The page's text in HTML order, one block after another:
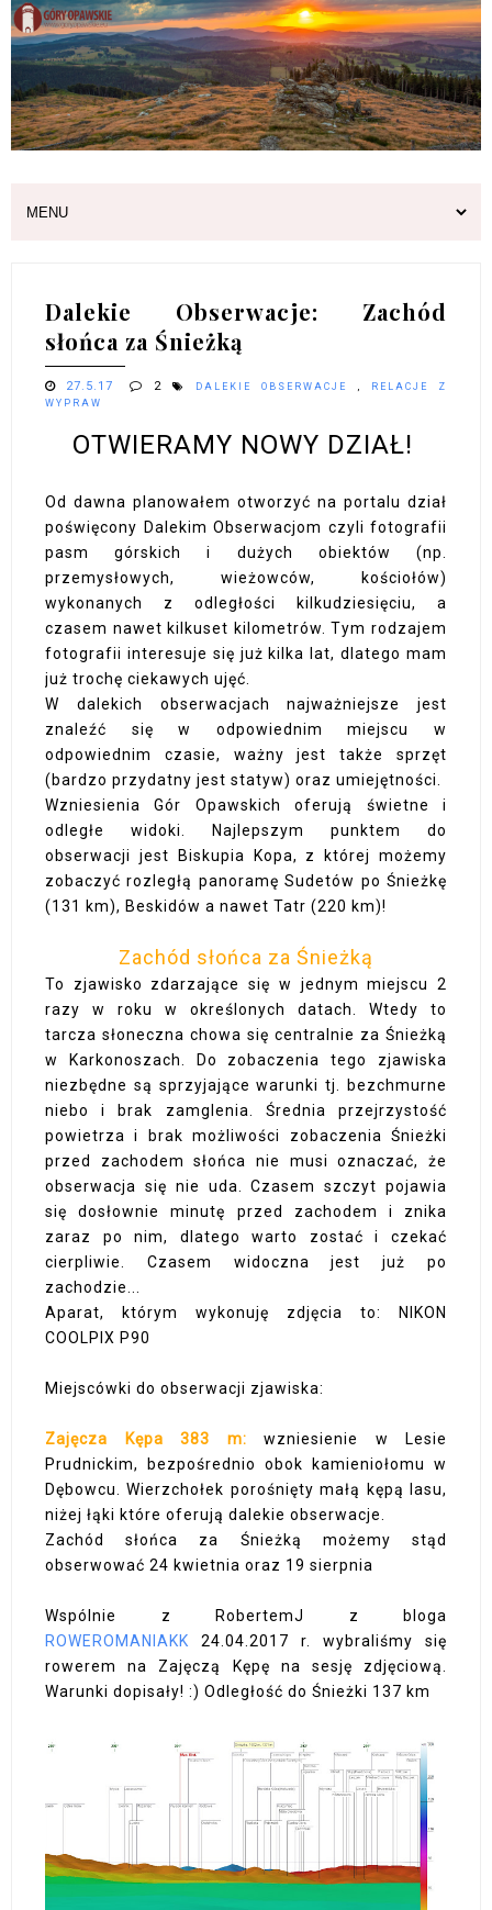
Dalekie Obserwacje: Zachód
słońca za Śnieżką
27.5.17 2 DALEKIE OBSERWACJE
RELACJE Z
WYPRAW
OTWIERAMY NOWY DZIAŁ!
Od dawna planowałem otworzyć na portalu dział
poświęcony Dalekim Obserwacjom czyli fotografii
pasm górskich i dużych obiektów (np.
przemysłowych, wieżowców, kościołów)
wykonanych z odległości kilkudziesięciu, a
czasem nawet kilkuset kilometrów. Tym rodzajem
fotografii interesuje się już kilka lat, dlatego mam
już trochę ciekawych ujęć.
W dalekich obserwacjach najważniejsze jest
znaleźć się w odpowiednim miejscu w
odpowiednim czasie, ważny jest także sprzęt
(bardzo przydatny jest statyw) oraz umiejętności.
Wzniesienia Gór Opawskich oferują świetne i
odległe widoki. Najlepszym punktem do
obserwacji jest Biskupia Kopa, z której możemy
zobaczyć rozległą panoramę Sudetów po Śnieżkę
(131 km), Beskidów a nawet Tatr (220 km)!
Zachód słońca za Śnieżką
To zjawisko zdarzające się w jednym miejscu 2
razy w roku w określonych datach. Wtedy to
tarcza słoneczna chowa się centralnie za Śnieżką
w Karkonoszach. Do zobaczenia tego zjawiska
niezbędne są sprzyjające warunki tj. bezchmurne
niebo i brak zamglenia. Średnia przejrzystość
powietrza i brak możliwości zobaczenia Śnieżki
przed zachodem słońca nie musi oznaczać, że
obserwacja się nie uda. Czasem szczyt pojawia
się dosłownie minutę przed zachodem i znika
zaraz po nim, dlatego warto zostać i czekać
cierpliwie. Czasem widoczna jest już po
zachodzie...
Aparat, którym wykonuję zdjęcia to: NIKON
COOLPIX P90
Miejscówki do obserwacji zjawiska:
Zajęcza Kępa 383 m:
wzniesienie w Lesie
Prudnickim, bezpośrednio obok kamieniołomu w
Dębowcu. Wierzchołek porośnięty małą kępą lasu,
niżej łąki które oferują dalekie obserwacje.
Zachód słońca za Śnieżką możemy stąd
obserwować 24 kwietnia oraz 19 sierpnia
Wspólnie z RobertemJ z bloga
ROWEROMANIAKK 24.04.2017 r. wybraliśmy się
rowerem na Zajęczą Kępę na sesję zdjęciową.
Warunki dopisały! :) Odległość do Śnieżki 137 km